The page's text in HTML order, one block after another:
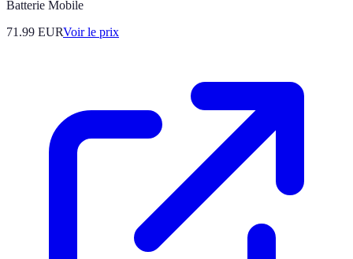
Batterie Mobile
71.99 EURVoir le prix